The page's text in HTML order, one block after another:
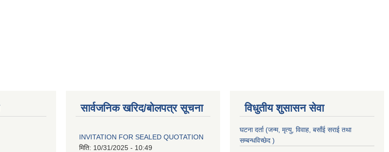
सार्वजनिक खरिद/बोलपत्र सूचना
INVITATION FOR SEALED QUOTATION
मिति: 10/31/2025 - 10:49
विधुतीय शुसासन सेवा
घटना दर्ता (जन्म, मृत्यु, विवाह, बसाँई सराई तथा
सम्बन्धविच्छेद )